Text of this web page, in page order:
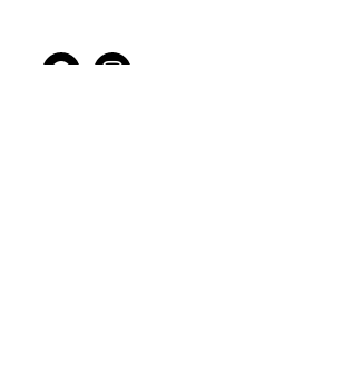
facebookinstagram